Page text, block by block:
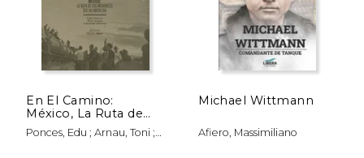
En El Camino:
México, La Ruta de
Los Migrantes Que
No Importan
Ponces, Edu ; Arnau, Toni ;
Michael Wittmann
Afiero, Massimiliano